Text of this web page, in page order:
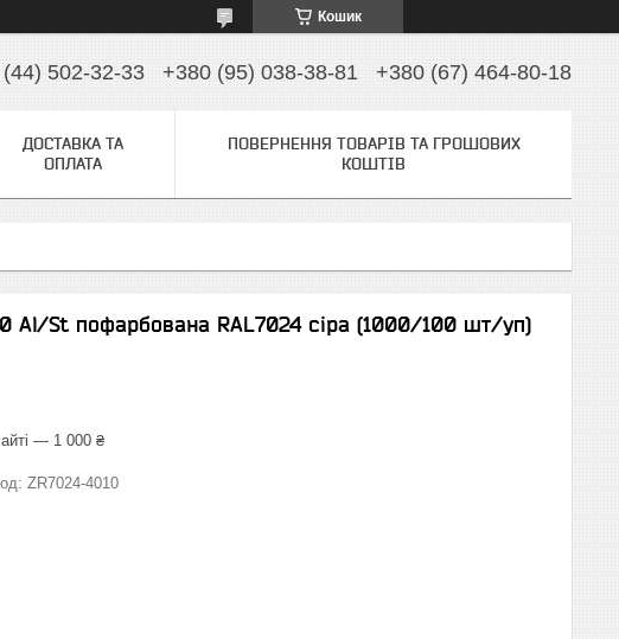
Кошик
502-32-33 +380 (95) 038-38-81 +380 (67) 464-80-18
ДОСТАВКА ТА
ОПЛАТА
ПОВЕРНЕННЯ ТОВАРІВ ТА ГРОШОВИХ
КОШТІВ
Al/St пофарбована RAL7024 сіра (1000/100 шт/уп)
— 1 000 ₴
ZR7024-4010